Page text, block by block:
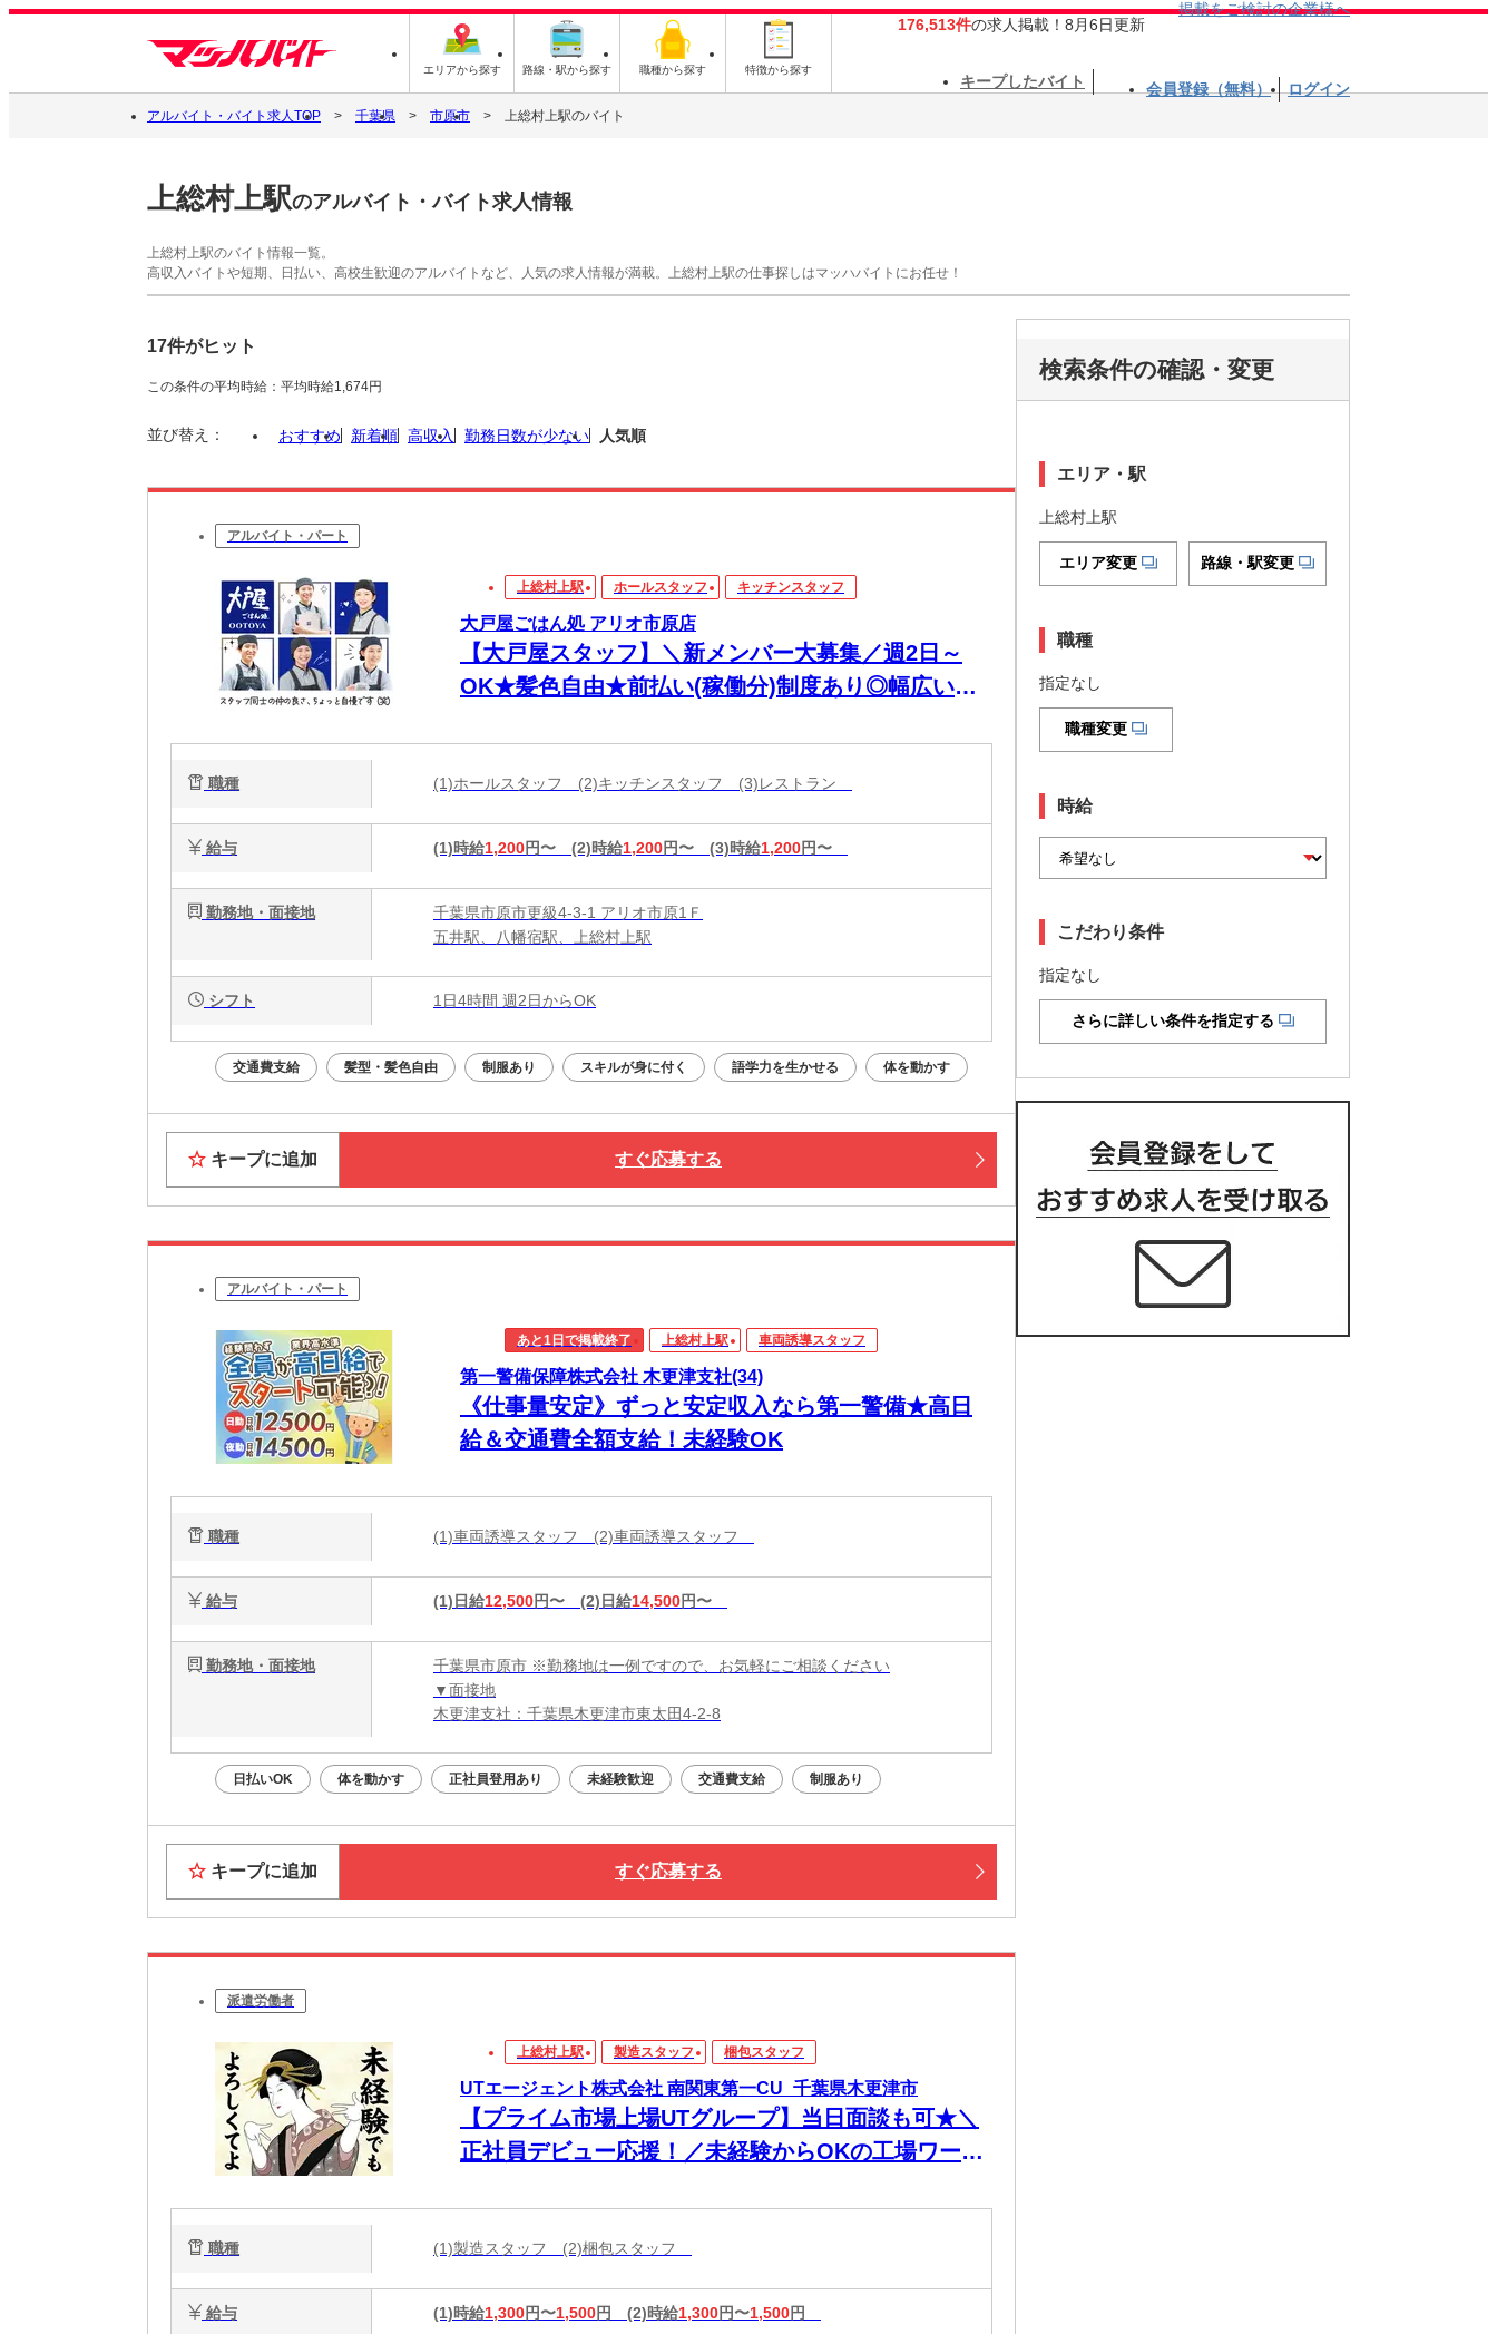
エリアから探す 路線・駅から探す 職種から探す 特徴から探す
176,513件の求人掲載！8月6日更新
掲載をご検討の企業様へ
キープしたバイト 会員登録（無料） ログイン
アルバイト・バイト求人TOP 千葉県 市原市 上総村上駅のバイト
上総村上駅のアルバイト・バイト求人情報
上総村上駅のバイト情報一覧。
高収入バイトや短期、日払い、高校生歓迎のアルバイトなど、人気の求人情報が満載。上総村上駅の仕事探しはマッハバイトにお任せ！
17件がヒット
この条件の平均時給：平均時給1,674円
並び替え： おすすめ 新着順 高収入 勤務日数が少ない 人気順
アルバイト・パート
上総村上駅 ホールスタッフ キッチンスタッフ
大戸屋ごはん処 アリオ市原店
【大戸屋スタッフ】＼新メンバー大募集／週2日～
OK★髪色自由★前払い(稼働分)制度あり◎幅広い年
職種 (1)ホールスタッフ (2)キッチンスタッフ (3)レストラン
給与 (1)時給1,200円〜 (2)時給1,200円〜 (3)時給1,200円〜
勤務地・面接地
千葉県市原市更級4-3-1 アリオ市原1Ｆ
五井駅、八幡宿駅、上総村上駅
シフト 1日4時間 週2日からOK
交通費支給 髪型・髪色自由 制服あり スキルが身に付く 語学力を生かせる 体を動かす
キープに追加 すぐ応募する
アルバイト・パート
あと1日で掲載終了 上総村上駅 車両誘導スタッフ
第一警備保障株式会社 木更津支社(34)
《仕事量安定》ずっと安定収入なら第一警備★高日
給＆交通費全額支給！未経験OK
職種 (1)車両誘導スタッフ (2)車両誘導スタッフ
給与 (1)日給12,500円〜 (2)日給14,500円〜
勤務地・面接地
千葉県市原市 ※勤務地は一例ですので、お気軽にご相談ください
▼面接地
木更津支社：千葉県木更津市東太田4-2-8
日払いOK 体を動かす 正社員登用あり 未経験歓迎 交通費支給 制服あり
キープに追加 すぐ応募する
派遣労働者
上総村上駅 製造スタッフ 梱包スタッフ
UTエージェント株式会社 南関東第一CU_千葉県木更津市
【プライム市場上場UTグループ】当日面談も可★＼
正社員デビュー応援！／未経験からOKの工場ワー
職種 (1)製造スタッフ (2)梱包スタッフ
給与 (1)時給1,300円〜1,500円 (2)時給1,300円〜1,500円
検索条件の確認・変更
エリア・駅
上総村上駅
エリア変更 路線・駅変更
職種
指定なし
職種変更
時給
こだわり条件
指定なし
さらに詳しい条件を指定する